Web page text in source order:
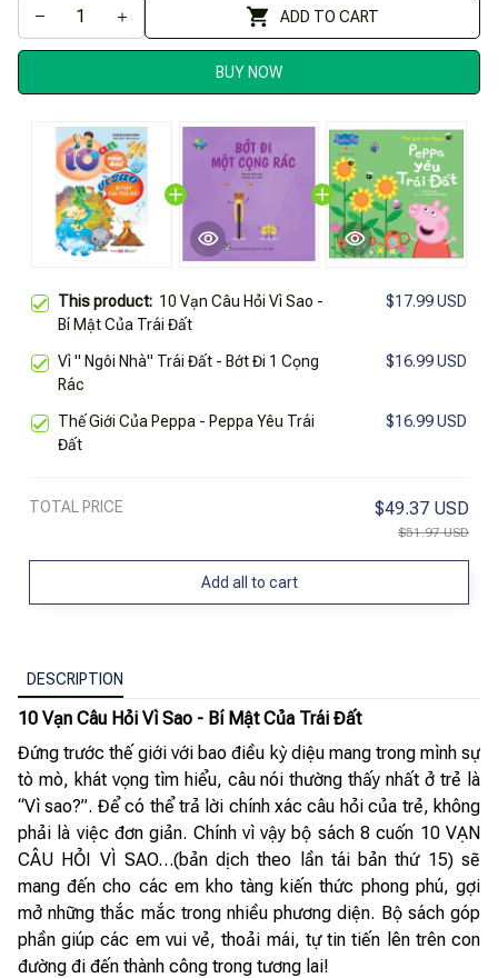
ADD TO CART
BUY NOW
This product: 10 Vạn Câu Hỏi Vì Sao -
Bí Mật Của Trái Đất
$17.99 USD
Vì " Ngôi Nhà" Trái Đất - Bớt Đi 1 Cọng
Rác
$16.99 USD
Thế Giới Của Peppa - Peppa Yêu Trái
Đất
$16.99 USD
TOTAL PRICE $49.37 USD
$51.97 USD
Add all to cart
DESCRIPTION
10 Vạn Câu Hỏi Vì Sao - Bí Mật Của Trái Đất
Đứng trước thế giới với bao điều kỳ diệu mang trong mình sự
tò mò, khát vọng tìm hiểu, câu nói thường thấy nhất ở trẻ là
“Vì sao?”. Để có thể trả lời chính xác câu hỏi của trẻ, không
phải là việc đơn giản. Chính vì vậy bộ sách 8 cuốn 10 VẠN
CÂU HỎI VÌ SAO…(bản dịch theo lần tái bản thứ 15) sẽ
mang đến cho các em kho tàng kiến thức phong phú, gợi
mở những thắc mắc trong nhiều phương diện. Bộ sách góp
phần giúp các em vui vẻ, thoải mái, tự tin tiến lên trên con
đường đi đến thành công trong tương lai!